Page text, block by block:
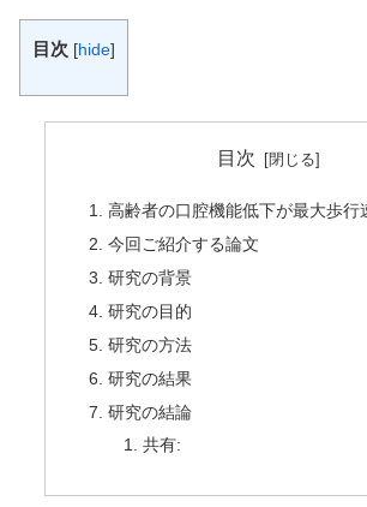
目次 [hide]
目次
高齢者の口腔機能低下が最大歩行
今回ご紹介する論文
研究の背景
研究の目的
研究の方法
研究の結果
研究の結論
共有: